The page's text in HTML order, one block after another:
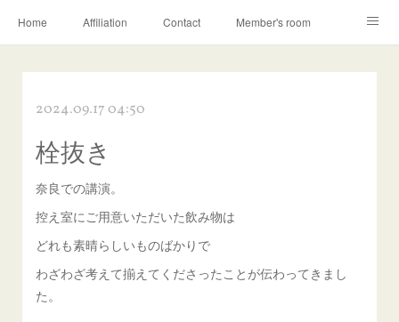
Home Affiliation Contact Member's room
2024.09.17 04:50
栓抜き
奈良での講演。
控え室にご用意いただいた飲み物は
どれも素晴らしいものばかりで
わざわざ考えて揃えてくださったことが伝わってきまし
た。